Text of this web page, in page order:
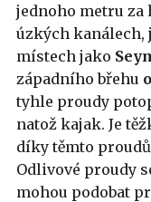
jednoho metru za
úzkých kanálech,
místech jako
západního břehu
tyhle proudy
natož kajak. Je
díky těmto
Odlivové proudy
mohou podobat